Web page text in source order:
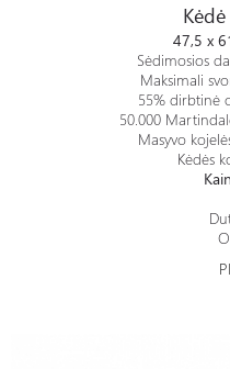
47,5 x
Sėdimosios
Maksimali
55% dirbtinė
50.000
Masyvo
Kėdės